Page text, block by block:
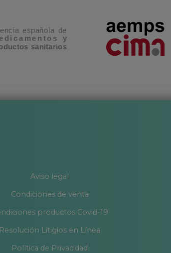
Aviso legal
Condiciones de venta
productos Covid-19
Resolución Litigios en Línea
Política de Privacidad